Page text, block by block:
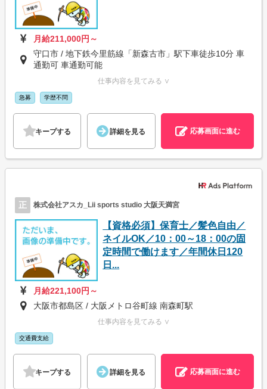
月給211,000円～
守口市 / 地下鉄今里筋線「新森古市」駅下車徒歩10分 車
通勤可 車通勤可能
仕事内容を見てみる ∨
急募 学歴不問
キープする 詳細を見る 応募画面に進む
正 株式会社アスカ_Lii sports studio 大阪天満宮
【資格必須】保育士／髪色自由／
ネイルOK／10：00～18：00の固
定時間で働けます／年間休日120
日...
月給221,100円～
大阪市都島区 / 大阪メトロ谷町線 南森町駅
仕事内容を見てみる ∨
交通費支給
キープする 詳細を見る 応募画面に進む